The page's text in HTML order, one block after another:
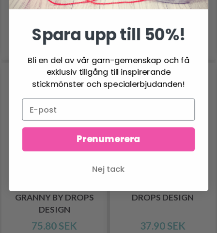
Antal
Lägg till varukorgen
Antal
Lägg till varukorgen
GRANNY BY DROPS
DESIGN
75.80 SEK
DROPS DESIGN
37.90 SEK
Spara upp till 50%!
Bli en del av vår garn-gemenskap och få
exklusiv tillgång till inspirerande
stickmönster och specialerbjudanden!
Prenumerera
Nej tack